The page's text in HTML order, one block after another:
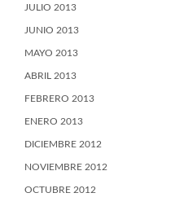
JULIO 2013
JUNIO 2013
MAYO 2013
ABRIL 2013
FEBRERO 2013
ENERO 2013
DICIEMBRE 2012
NOVIEMBRE 2012
OCTUBRE 2012